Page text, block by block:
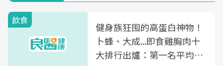
飲食
健身族狂囤的高蛋白神物！
卜蜂、大成...即食雞胸肉十
大排行出爐：第一名平均一